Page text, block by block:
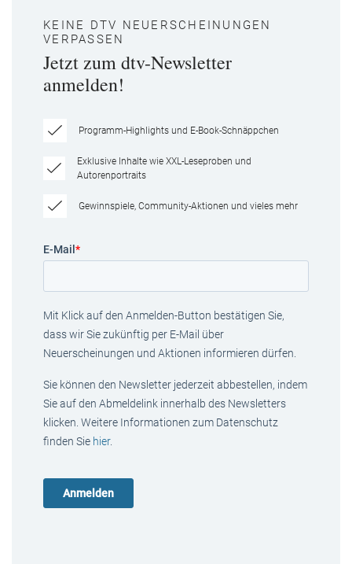
KEINE DTV NEUERSCHEINUNGEN
VERPASSEN
Jetzt zum dtv-Newsletter
anmelden!
Programm-Highlights und E-Book-Schnäppchen
Exklusive Inhalte wie XXL-Leseproben und
Autorenportraits
Gewinnspiele, Community-Aktionen und vieles mehr
E-Mail *
Mit Klick auf den Anmelden-Button bestätigen Sie,
dass wir Sie zukünftig per E-Mail über
Neuerscheinungen und Aktionen informieren dürfen.
Sie können den Newsletter jederzeit abbestellen, indem
Sie auf den Abmeldelink innerhalb des Newsletters
klicken. Weitere Informationen zum Datenschutz
finden Sie hier.